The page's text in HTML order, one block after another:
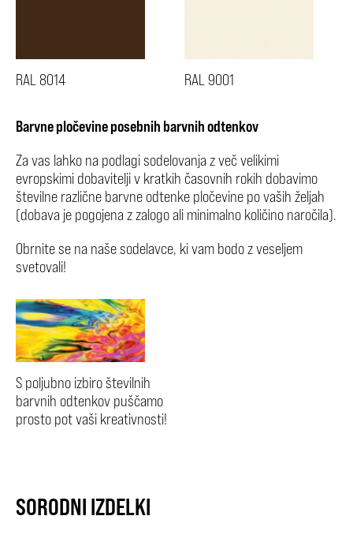
RAL 8014 RAL 9001
Barvne pločevine posebnih barvnih odtenkov
Za vas lahko na podlagi sodelovanja z več velikimi
evropskimi dobavitelji v kratkih časovnih rokih dobavimo
številne različne barvne odtenke pločevine po vaših željah
(dobava je pogojena z zalogo ali minimalno količino naročila).
Obrnite se na naše sodelavce, ki vam bodo z veseljem
svetovali!
S poljubno izbiro številnih
barvnih odtenkov puščamo
prosto pot vaši kreativnosti!
SORODNI IZDELKI